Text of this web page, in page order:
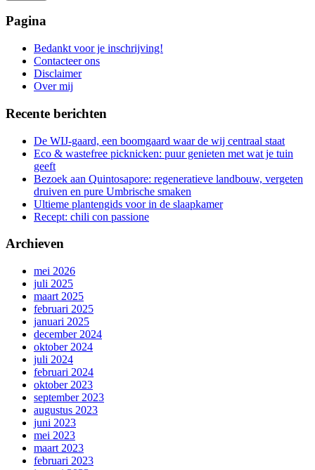
zoeken
Pagina
Bedankt voor je inschrijving!
Contacteer ons
Disclaimer
Over mij
Recente berichten
De WIJ-gaard, een boomgaard waar de wij centraal staat
Eco & wastefree picknicken: puur genieten met wat je tuin
geeft
Bezoek aan Quintosapore: regeneratieve landbouw, vergeten
druiven en pure Umbrische smaken
Ultieme plantengids voor in de slaapkamer
Recept: chili con passione
Archieven
mei 2026
juli 2025
maart 2025
februari 2025
januari 2025
december 2024
oktober 2024
juli 2024
februari 2024
oktober 2023
september 2023
augustus 2023
juni 2023
mei 2023
maart 2023
februari 2023